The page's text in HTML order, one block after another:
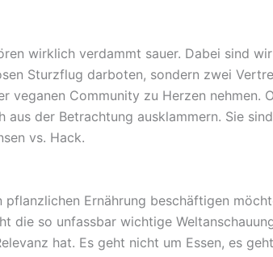
wirklich verdammt sauer. Dabei sind
Sturzflug darboten, sondern zwei
Community zu Herzen nehmen.
aus der Betrachtung ausklammern. Sie
vs. Hack.
Ernährung beschäftigen
die so unfassbar wichtige
hat. Es geht nicht um Essen, es